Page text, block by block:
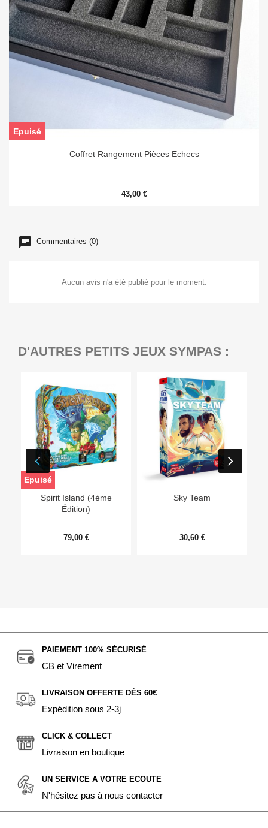
Coffret Rangement Pièces Echecs
43,00 €
Epuisé
Commentaires (0)
Aucun avis n'a été publié pour le moment.
D'AUTRES PETITS JEUX SYMPAS :
Spirit Island (4ème
Édition)
79,00 €
Epuisé
Sky Team
30,60 €
PAIEMENT 100% SÉCURISÉ
CB et Virement
LIVRAISON OFFERTE DÈS 60€
Expédition sous 2-3j
CLICK & COLLECT
Livraison en boutique
UN SERVICE A VOTRE ECOUTE
N'hésitez pas à nous contacter